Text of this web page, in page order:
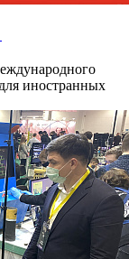
иностранных